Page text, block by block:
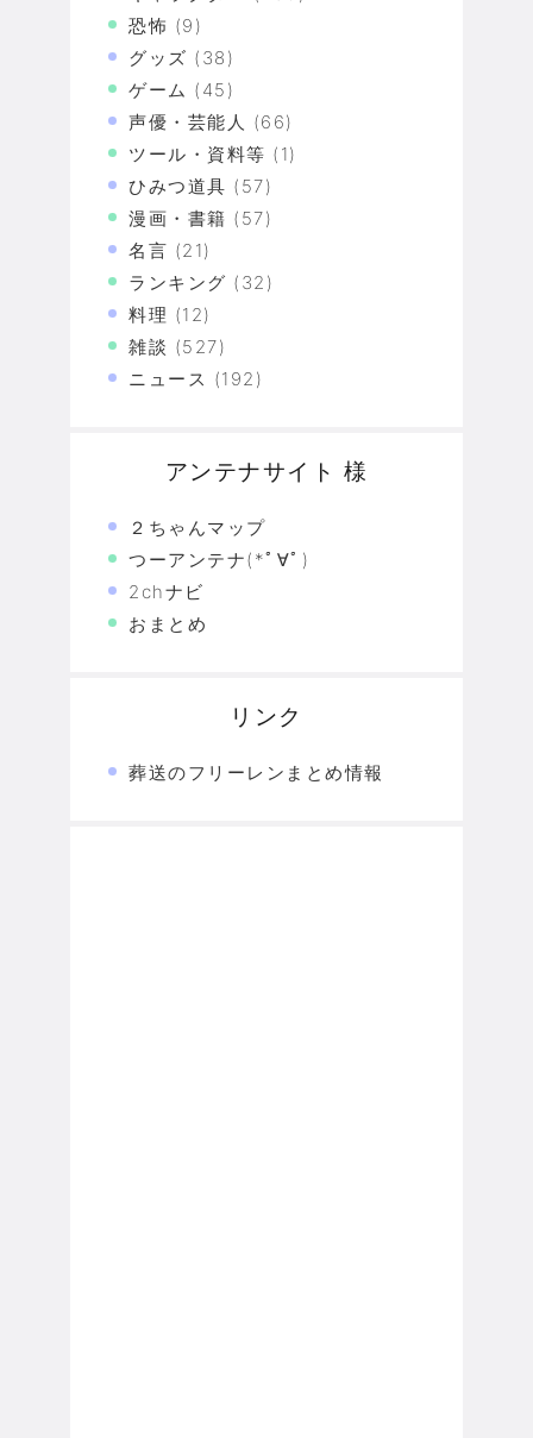
恐怖 (9)
グッズ (38)
ゲーム (45)
声優・芸能人 (66)
ツール・資料等 (1)
ひみつ道具 (57)
漫画・書籍 (57)
名言 (21)
ランキング (32)
料理 (12)
雑談 (527)
ニュース (192)
アンテナサイト 様
２ちゃんマップ
つーアンテナ(*ﾟ∀ﾟ)
2chナビ
おまとめ
リンク
葬送のフリーレンまとめ情報